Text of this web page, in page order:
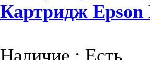
Картридж Epson
Наличие : Есть